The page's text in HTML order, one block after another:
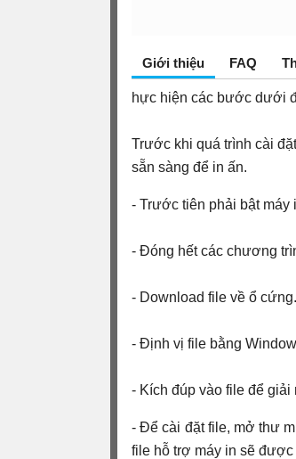
Giới thiệu FAQ
hực hiện các bước dưới
Trước khi quá trình cài
sẵn sàng để in ấn.
- Trước tiên phải bật máy
- Đóng hết các chương
- Download file về ổ cứng.
- Định vị file bằng
- Kích đúp vào file để
- Để cài đặt file, mở thư
file hỗ trợ máy in sẽ